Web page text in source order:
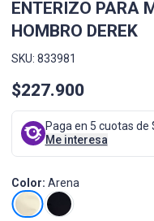
ENTERIZO PARA
HOMBRO DEREK
SKU: 833981
$227.900
Paga en 5 cuotas de
Me interesa
Color: Arena